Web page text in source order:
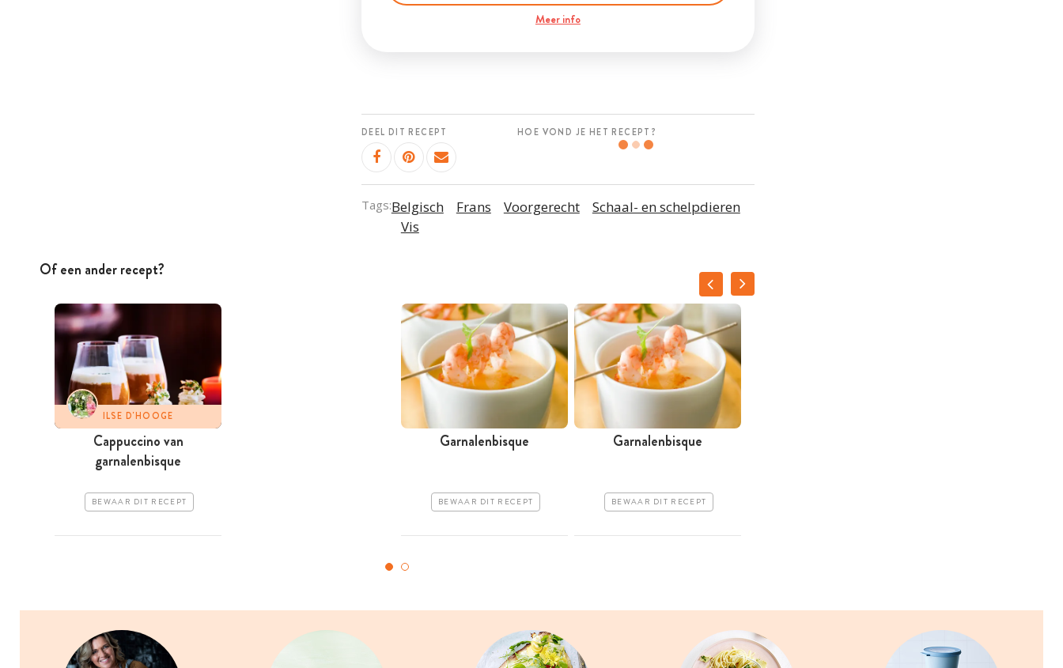
Meer info
DEEL DIT RECEPT HOE VOND JE HET RECEPT?
Tags:Belgisch Frans Voorgerecht
Schaal- en schelpdieren
Vis
Of een ander recept?
ILSE D'HOOGE
Cappuccino van
garnalenbisque
BEWAAR DIT RECEPT
Garnalenbisque
BEWAAR DIT RECEPT
Garnalenbisque
BEWAAR DIT RECEPT